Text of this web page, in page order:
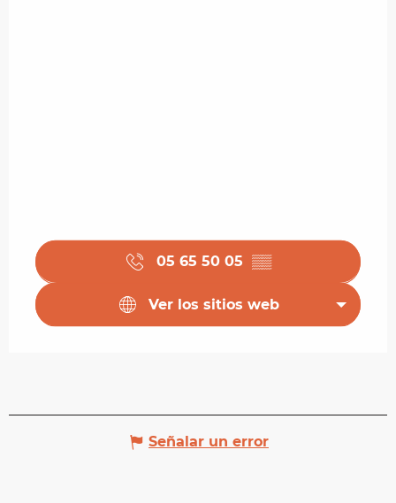
05 65 50 05 ▒▒
Ver los sitios web
Señalar un error